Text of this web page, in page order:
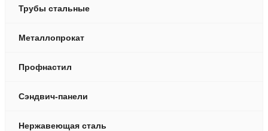
Трубы стальные
Металлопрокат
Профнастил
Сэндвич-панели
Нержавеющая сталь